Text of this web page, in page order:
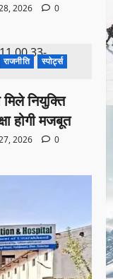
2026
0
राजनीति स्पोर्ट्स
नियुक्ति
होगी मजबूत
2026
0